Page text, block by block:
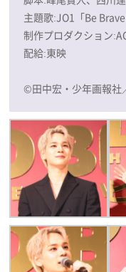
主題歌:JO1「Be
制作プロダクション
配給:東映
©田中宏・少年画報社